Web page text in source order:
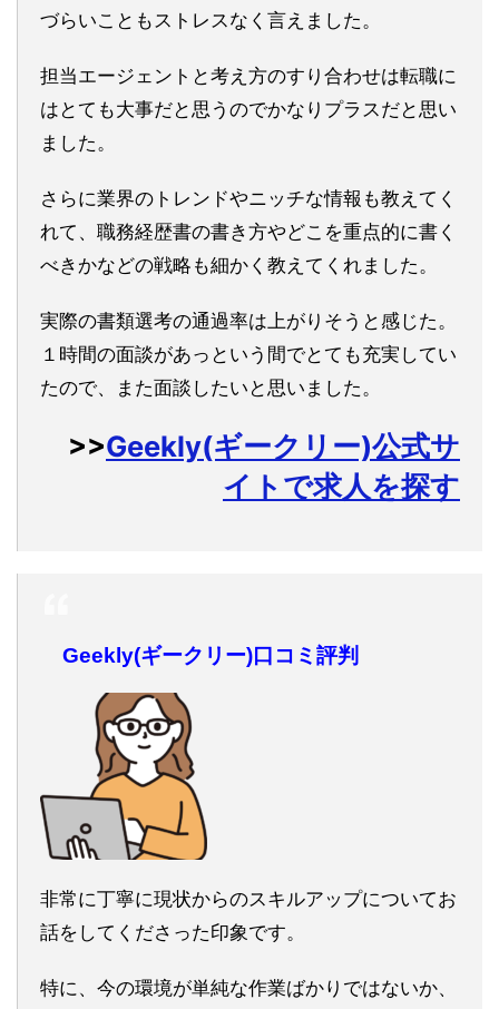
づらいこともストレスなく言えました。
担当エージェントと考え方のすり合わせは転職に
はとても大事だと思うのでかなりプラスだと思い
ました。
さらに業界のトレンドやニッチな情報も教えてく
れて、職務経歴書の書き方やどこを重点的に書く
べきかなどの戦略も細かく教えてくれました。
実際の書類選考の通過率は上がりそうと感じた。
１時間の面談があっという間でとても充実してい
たので、また面談したいと思いました。
>>Geekly(ギークリー)公式サ
イトで求人を探す
Geekly(ギークリー)口コミ評判
非常に丁寧に現状からのスキルアップについてお
話をしてくださった印象です。
特に、今の環境が単純な作業ばかりではないか、